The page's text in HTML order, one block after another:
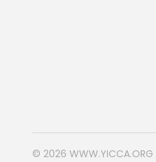
© 2026 WWW.YICCA.ORG